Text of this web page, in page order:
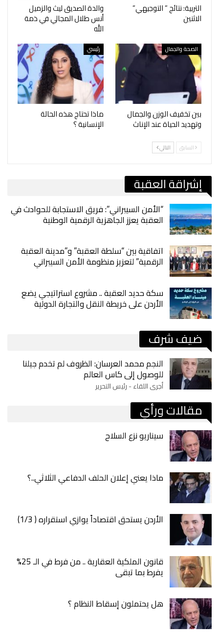
التربية: نتائج ” التوجيهي”
الاثنين
والدة الصديق ليث والزميل
أنس طلال المجالي في ذمة
الله
الصحة والجمال
بين تخفيف الوزن والجمال
وتهديد الحياة عند الإناث
رئيسي
ماذا تحتاج هذه الحالة
الإنسانية ؟
السابق التالي
إشراقة العقبة
“الأمن السيبراني”: فريق الاستجابة للحوادث في
العقبة يعزز الجاهزية الرقمية الوطنية
اتفاقية بين “سلطة العقبة” و”مدينة العقبة
الرقمية” لتعزيز منظومة الأمن السيبراني
سكة حديد العقبة .. مشروع استراتيجي يضع
الأردن على خريطة النقل والتجارة الدولية
ضيف شرف
النجم محمد العرسان: الظروف لم تخدم جيلنا
للوصول إلى كاس العالم
أجرى اللقاء - رئيس التحرير
مقالات ورأي
سيناريو نزع السلاح
ماذا يعني إعلان الحلف الدفاعي الثلاثي..؟
الأردن يستحق اقتصاداً يوازي استقراره ( 1/3)
قانون الملكية العقارية .. من فرط في الـ 25%
يفرط بما تبقى
هل يحتملون إسقاط النظام ؟